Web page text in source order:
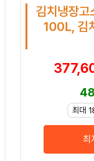
김치냉장고
100L, 김
최대
최